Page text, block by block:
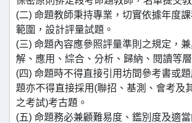
(二) 命題教師秉持專業，切實依據年度
範圍，設計評量試題。
(三) 命題內容應參照評量準則之規定，
解、應用、綜合、分析、歸納、閱讀等層
(四) 命題時不得直接引用坊間參考書或
題亦不得直接採用(聯招、基測、會考及
之考試)考古題。
(五) 命題務必兼顧難易度、鑑別度及適